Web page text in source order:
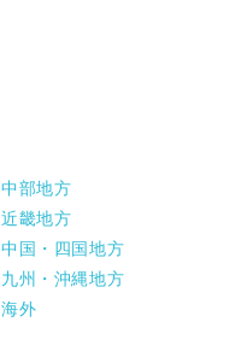
中部地方
近畿地方
中国・四国地方
九州・沖縄地方
海外